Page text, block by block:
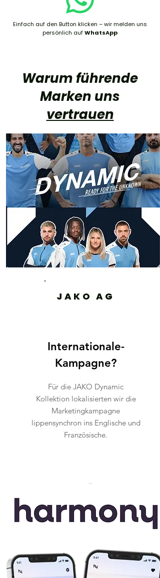
Einfach auf den Button klicken – wir melden uns
persönlich aufWhatsApp
Warum führende
Marken uns
vertrauen
JAKO AG
Internationale-
Kampagne?
Für die JAKO Dynamic
Kollektion lokalisierten wir die
Marketingkampagne
lippensynchron ins Englische und
Französische.